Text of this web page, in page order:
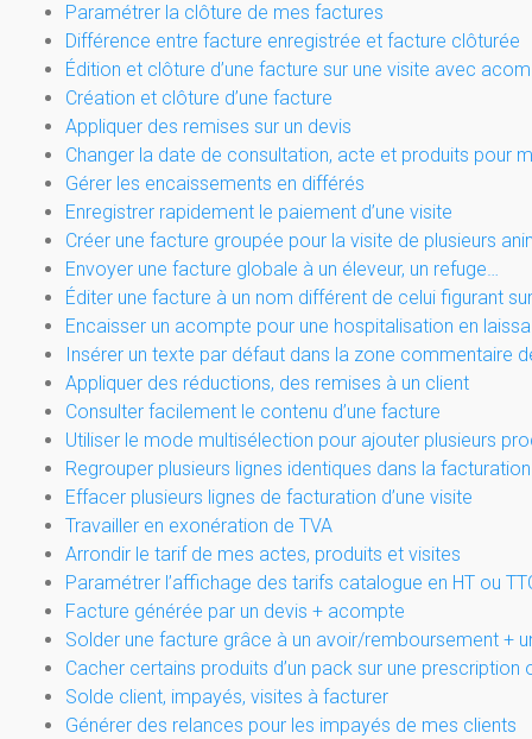
Paramétrer la clôture de mes factures
Différence entre facture enregistrée et facture clôturée
Édition et clôture d’une facture sur une visite avec
Création et clôture d’une facture
Appliquer des remises sur un devis
Changer la date de consultation, acte et produits pour
Gérer les encaissements en différés
Enregistrer rapidement le paiement d’une visite
Créer une facture groupée pour la visite de plusieurs
Envoyer une facture globale à un éleveur, un refuge…
Éditer une facture à un nom différent de celui figurant
Encaisser un acompte pour une hospitalisation en
Insérer un texte par défaut dans la zone commentaire
Appliquer des réductions, des remises à un client
Consulter facilement le contenu d’une facture
Utiliser le mode multisélection pour ajouter plusieurs
Regrouper plusieurs lignes identiques dans la facturation
Effacer plusieurs lignes de facturation d’une visite
Travailler en exonération de TVA
Arrondir le tarif de mes actes, produits et visites
Paramétrer l’affichage des tarifs catalogue en HT ou
Facture générée par un devis + acompte
Solder une facture grâce à un avoir/remboursement +
Cacher certains produits d’un pack sur une prescription
Solde client, impayés, visites à facturer
Générer des relances pour les impayés de mes clients